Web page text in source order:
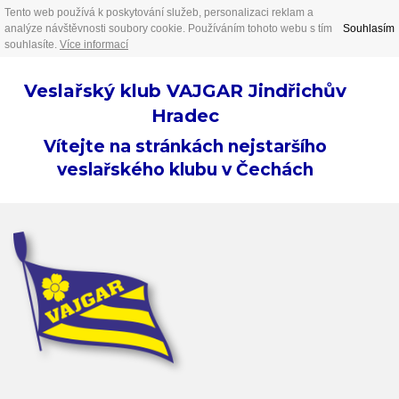
Tento web používá k poskytování služeb, personalizaci reklam a
analýze návštěvnosti soubory cookie. Používáním tohoto webu s tím
souhlasíte. Více informací
Souhlasím
Veslařský klub VAJGAR Jindřichův
Hradec
Vítejte na stránkách nejstaršího
veslařského klubu v Čechách